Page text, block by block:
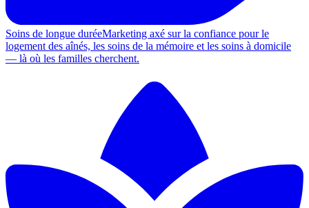
Soins de longue duréeMarketing axé sur la confiance pour le
logement des aînés, les soins de la mémoire et les soins à domicile
— là où les familles cherchent.